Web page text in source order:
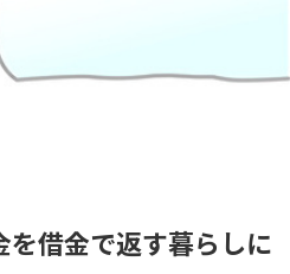
借金で返す暮らしに